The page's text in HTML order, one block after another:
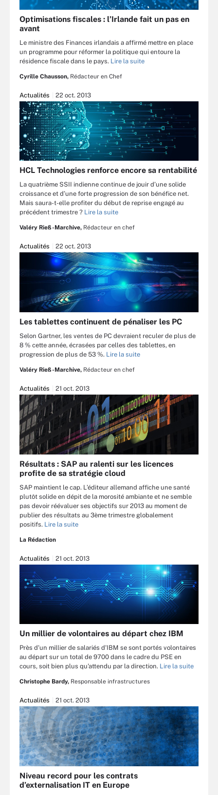
Optimisations fiscales : l’Irlande fait un pas en
avant
Le ministre des Finances irlandais a affirmé mettre en place
un programme pour réformer la politique qui entoure la
résidence fiscale dans le pays. Lire la suite
Cyrille Chausson, Rédacteur en Chef
Actualités 22 oct. 2013
HCL Technologies renforce encore sa rentabilité
La quatrième SSII indienne continue de jouir d’une solide
croissance et d’une forte progression de son bénéfice net.
Mais saura-t-elle profiter du début de reprise engagé au
précédent trimestre ? Lire la suite
Valéry Rieß-Marchive, Rédacteur en chef
Actualités 22 oct. 2013
Les tablettes continuent de pénaliser les PC
Selon Gartner, les ventes de PC devraient reculer de plus de
8 % cette année, écrasées par celles des tablettes, en
progression de plus de 53 %. Lire la suite
Valéry Rieß-Marchive, Rédacteur en chef
Actualités 21 oct. 2013
Résultats : SAP au ralenti sur les licences
profite de sa stratégie cloud
SAP maintient le cap. L’éditeur allemand affiche une santé
plutôt solide en dépit de la morosité ambiante et ne semble
pas devoir réévaluer ses objectifs sur 2013 au moment de
publier des résultats au 3ème trimestre globalement
positifs. Lire la suite
La Rédaction
Actualités 21 oct. 2013
Un millier de volontaires au départ chez IBM
Près d'un millier de salariés d'IBM se sont portés volontaires
au départ sur un total de 9700 dans le cadre du PSE en
cours, soit bien plus qu'attendu par la direction. Lire la suite
Christophe Bardy, Responsable infrastructures
Actualités 21 oct. 2013
Niveau record pour les contrats
d’externalisation IT en Europe